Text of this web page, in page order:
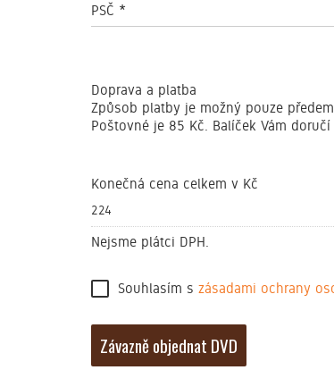
PSČ *
Doprava a platba
Způsob platby je možný pouze
Poštovné je 85 Kč. Balíček Vám doručí
Konečná cena celkem v Kč
Nejsme plátci DPH.
Souhlasím s zásadami ochrany
Závazně objednat DVD